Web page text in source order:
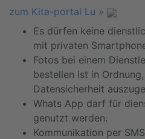
zum Kita-portal Lu »
Es dürfen keine
mit privaten
Fotos bei einem
bestellen ist in
Datensicherheit
Whats App darf für
genutzt werden.
Kommunikation per